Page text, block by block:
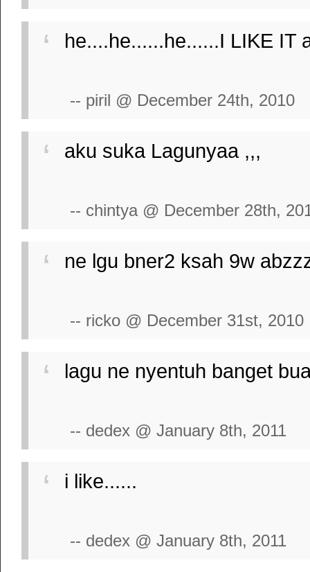
he....he......he......I LIKE IT
-- piril @ December 24th, 2010
aku suka Lagunyaa ,,,
-- chintya @ December 28th,
ne lgu bner2 ksah 9w
-- ricko @ December 31st, 2010
lagu ne nyentuh banget
-- dedex @ January 8th, 2011
i like......
-- dedex @ January 8th, 2011